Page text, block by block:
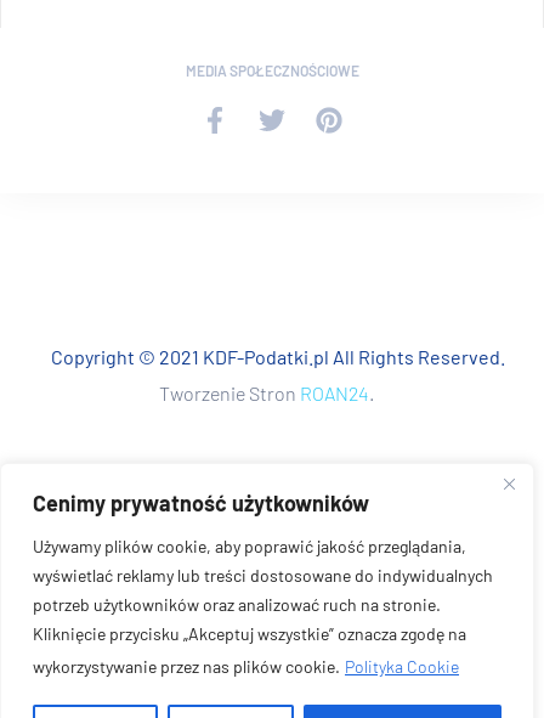
Cenimy prywatność użytkowników
Używamy plików cookie, aby poprawić jakość przeglądania,
wyświetlać reklamy lub treści dostosowane do indywidualnych
potrzeb użytkowników oraz analizować ruch na stronie.
Kliknięcie przycisku „Akceptuj wszystkie” oznacza zgodę na
wykorzystywanie przez nas plików cookie. Polityka Cookie
MEDIA SPOŁECZNOŚCIOWE
Copyright © 2021 KDF-Podatki.pl All Rights Reserved.
Tworzenie Stron ROAN24.